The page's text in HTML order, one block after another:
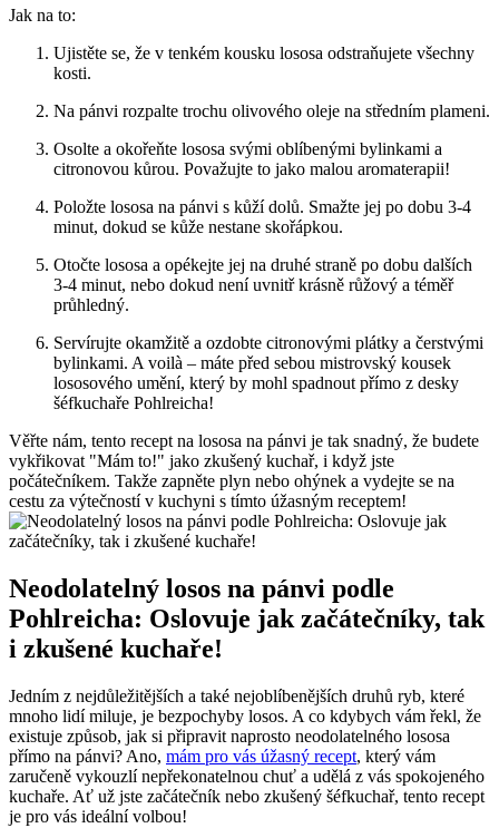
Jak na to:
Ujistěte se, že v tenkém kousku lososa odstraňujete všechny
kosti.
Na pánvi rozpalte trochu olivového oleje na středním plameni.
Osolte a okořeňte lososa svými oblíbenými bylinkami a
citronovou kůrou. Považujte to jako malou aromaterapii!
Položte lososa na pánvi s kůží dolů. Smažte jej po dobu 3-4
minut, dokud se kůže nestane skořápkou.
Otočte lososa a opékejte jej na druhé straně po dobu dalších
3-4 minut, nebo dokud není uvnitř krásně růžový a téměř
průhledný.
Servírujte okamžitě a ozdobte citronovými plátky a čerstvými
bylinkami. A voilà – máte před sebou mistrovský kousek
lososového umění, který by mohl spadnout přímo z desky
šéfkuchaře Pohlreicha!
Věřte nám, tento recept na lososa na pánvi je tak snadný, že budete
vykřikovat "Mám to!" jako zkušený kuchař, i když jste
počátečníkem. Takže zapněte plyn nebo ohýnek a vydejte se na
cestu za výtečností v kuchyni s tímto úžasným receptem!
Neodolatelný losos na pánvi podle
Pohlreicha: Oslovuje jak začátečníky, tak
i zkušené kuchaře!
Jedním z nejdůležitějších a také nejoblíbenějších druhů ryb, které
mnoho lidí miluje, je bezpochyby losos. A co kdybych vám řekl, že
existuje způsob, jak si připravit naprosto neodolatelného lososa
přímo na pánvi? Ano, mám pro vás úžasný recept, který vám
zaručeně vykouzlí nepřekonatelnou chuť a udělá z vás spokojeného
kuchaře. Ať už jste začátečník nebo zkušený šéfkuchař, tento recept
je pro vás ideální volbou!